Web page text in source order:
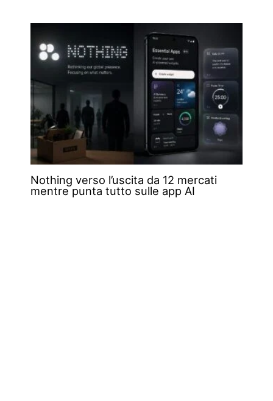
Nothing verso l’uscita da 12 mercati
mentre punta tutto sulle app AI